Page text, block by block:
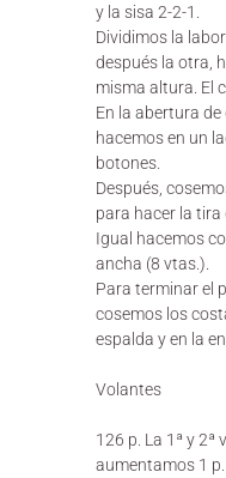
y la sisa 2-2-1.
Dividimos la
después la otra,
misma altura. El
En la abertura
hacemos en un
botones.
Después,
para hacer la tira
Igual hacemos
ancha (8 vtas.).
Para terminar el
cosemos los
espalda y en la
Volantes
126 p. La 1ª y 2ª
aumentamos 1